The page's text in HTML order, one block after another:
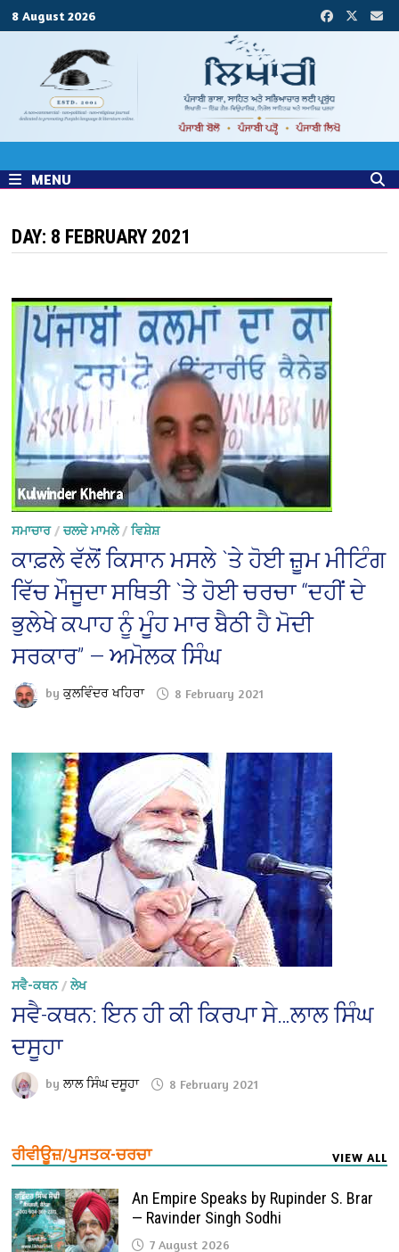
8 August 2026
MENU
DAY: 8 FEBRUARY 2021
ਸਮਾਚਾਰ/ਚਲਦੇ ਮਾਮਲੇ/ਵਿਸ਼ੇਸ਼
ਕਾਫ਼ਲੇ ਵੱਲੋਂ ਕਿਸਾਨ ਮਸਲੇ `ਤੇ ਹੋਈ ਜ਼ੂਮ ਮੀਟਿੰਗ
ਵਿੱਚ ਮੌਜੂਦਾ ਸਥਿਤੀ `ਤੇ ਹੋਈ ਚਰਚਾ “ਦਹੀਂ ਦੇ
ਭੁਲੇਖੇ ਕਪਾਹ ਨੂੰ ਮੂੰਹ ਮਾਰ ਬੈਠੀ ਹੈ ਮੋਦੀ
ਸਰਕਾਰ” — ਅਮੋਲਕ ਸਿੰਘ
byਕੁਲਵਿੰਦਰ ਖਹਿਰਾ 8 February 2021
ਸਵੈ-ਕਥਨ/ਲੇਖ
ਸਵੈ-ਕਥਨ: ਇਨ ਹੀ ਕੀ ਕਿਰਪਾ ਸੇ…ਲਾਲ ਸਿੰਘ
ਦਸੂਹਾ
byਲਾਲ ਸਿੰਘ ਦਸੂਹਾ 8 February 2021
ਰੀਵੀਊਜ਼/ਪੁਸਤਕ-ਚਰਚਾ VIEW ALL
An Empire Speaks by Rupinder S. Brar
— Ravinder Singh Sodhi
7 August 2026